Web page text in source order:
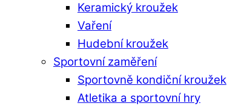
Keramický kroužek
Vaření
Hudební kroužek
Sportovní zaměření
Sportovně kondiční kroužek
Atletika a sportovní hry